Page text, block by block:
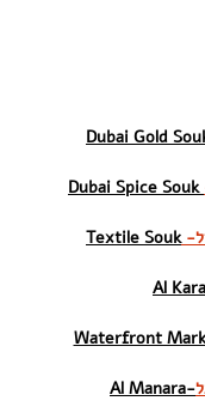
Dubai Spice Souk
Textile Souk
Al
Waterfront
Al Manara-